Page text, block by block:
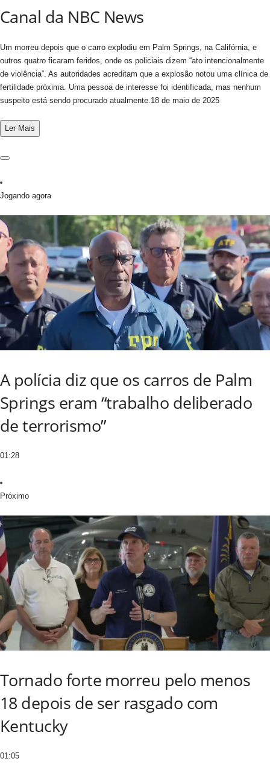
Canal da NBC News
Um morreu depois que o carro explodiu em Palm Springs, na Califórnia, e
outros quatro ficaram feridos, onde os policiais dizem “ato intencionalmente
de violência”. As autoridades acreditam que a explosão notou uma clínica de
fertilidade próxima. Uma pessoa de interesse foi identificada, mas nenhum
suspeito está sendo procurado atualmente.18 de maio de 2025
Ler Mais
Jogando agora
A polícia diz que os carros de Palm
Springs eram “trabalho deliberado
de terrorismo”
01:28
Próximo
Tornado forte morreu pelo menos
18 depois de ser rasgado com
Kentucky
01:05